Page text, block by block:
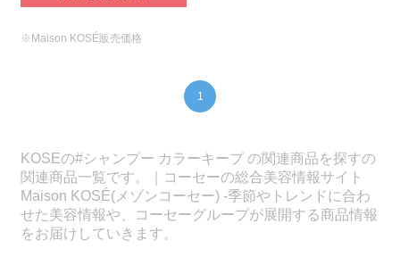
※Maison KOSÉ販売価格
1
KOSEの#シャンプー カラーキープ の関連商品を探すの
関連商品一覧です。｜コーセーの総合美容情報サイト
Maison KOSÉ(メゾンコーセー) -季節やトレンドに合わ
せた美容情報や、コーセーグループが展開する商品情報
をお届けしていきます。